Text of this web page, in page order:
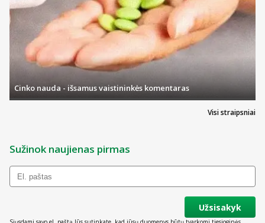
Visi straipsniai
Cinko nauda - išsamus vaistininkės komentaras
Sužinok naujienas pirmas
Užsisakyk